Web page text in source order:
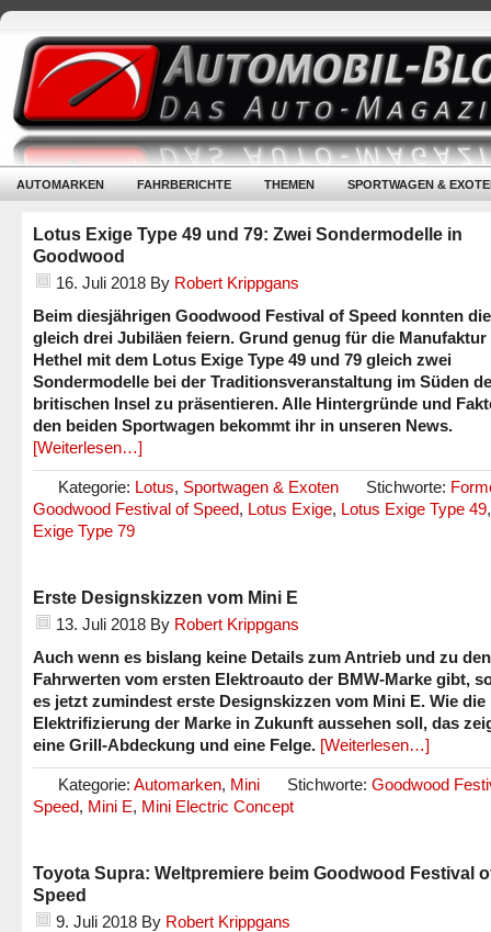
AUTOMARKEN FAHRBERICHTE THEMEN SPORTWAGEN &
Lotus Exige Type 49 und 79: Zwei Sondermodelle in
Goodwood
16. Juli 2018 By Robert Krippgans
Beim diesjährigen Goodwood Festival of Speed konnten
gleich drei Jubiläen feiern. Grund genug für die Manufaktur
Hethel mit dem Lotus Exige Type 49 und 79 gleich zwei
Sondermodelle bei der Traditionsveranstaltung im Süden
britischen Insel zu präsentieren. Alle Hintergründe und
den beiden Sportwagen bekommt ihr in unseren News.
[Weiterlesen…]
Kategorie: Lotus, Sportwagen & Exoten Stichworte:
Goodwood Festival of Speed, Lotus Exige, Lotus Exige Type 49
Exige Type 79
Erste Designskizzen vom Mini E
13. Juli 2018 By Robert Krippgans
Auch wenn es bislang keine Details zum Antrieb und zu den
Fahrwerten vom ersten Elektroauto der BMW-Marke gibt,
es jetzt zumindest erste Designskizzen vom Mini E. Wie die
Elektrifizierung der Marke in Zukunft aussehen soll, das
eine Grill-Abdeckung und eine Felge. [Weiterlesen…]
Kategorie: Automarken, Mini Stichworte: Goodwood
Speed, Mini E, Mini Electric Concept
Toyota Supra: Weltpremiere beim Goodwood Festival
Speed
9. Juli 2018 By Robert Krippgans